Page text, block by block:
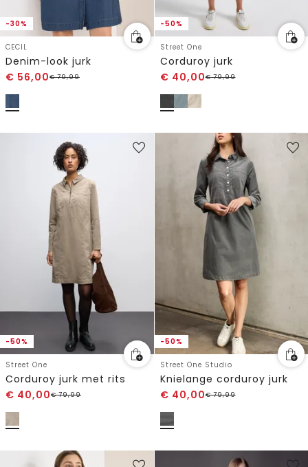
-30%
CECIL
Denim-look jurk
€ 56,00€79,99
-50%
Street One
Corduroy jurk
€ 40,00€79,99
-50%
Street One
Corduroy jurk met rits
€ 40,00€79,99
-50%
Street One Studio
Knielange corduroy jurk
€ 40,00€79,99